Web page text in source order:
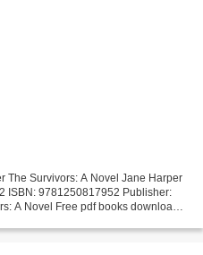
The Survivors: A Novel Jane Harper
ISBN: 9781250817952 Publisher:
A Novel Free pdf books download